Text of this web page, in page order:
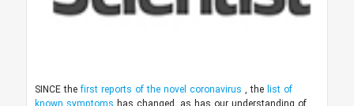
SINCE thefirst reports of the novel coronavirus , the list of